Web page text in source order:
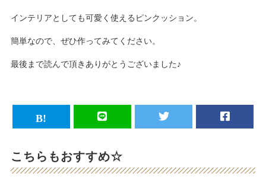
インテリアとしても可愛く使えるピンクッション。
簡単なので、ぜひ作ってみてください。
最後まで読んで頂きありがとうございました♪
こちらもおすすめ☆